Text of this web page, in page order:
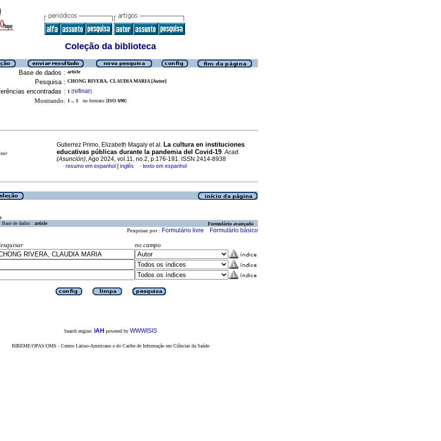
Coleção da biblioteca
Base de dados : article
Pesquisa : CHONG RIVERA, CLAUDIA MARIA [Autor]
encontradas : 1 [refinar]
Mostrando: 1 .. 1 no formato [ISO 690]
Gutierrez Primo, Elizabeth Magaly et al. La cultura en instituciones
educativas públicas durante la pandemia del Covid-19.Acad.
(Asunción), Ago 2024, vol.11, no.2, p.176-191. ISSN 2414-8938
· resumo em espanhol inglês · texto em espanhol
Base de dados : article Formulário avançado
Pesquisar por : Formulário livre Formulário básico
no campo
Search engine: iAH powered by WWWISIS
BIREME/OPAS/OMS - Centro Latino-Americano e do Caribe de Informação em Ciências da Saúde